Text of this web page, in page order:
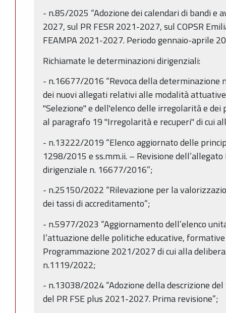
- n.85/2025 “Adozione dei calendari di bandi e
2027, sul PR FESR 2021-2027, sul COPSR
FEAMPA 2021-2027. Periodo gennaio-aprile
Richiamate le determinazioni dirigenziali:
- n.16677/2016 “Revoca della
dei nuovi allegati relativi alle modalità
"Selezione" e dell'elenco delle irregolarità e
al paragrafo 19 "Irregolarità e recuperi" di cui
- n.13222/2019 “Elenco aggiornato delle
1298/2015 e ss.mm.ii. – Revisione
dirigenziale n. 16677/2016”;
- n.25150/2022 “Rilevazione per la
dei tassi di accreditamento”;
- n.5977/2023 “Aggiornamento dell’elenco
l’attuazione delle politiche educative,
Programmazione 2021/2027 di cui alla
n.1119/2022;
- n.13038/2024 “Adozione della descrizione
del PR FSE plus 2021-2027. Prima revisione”;